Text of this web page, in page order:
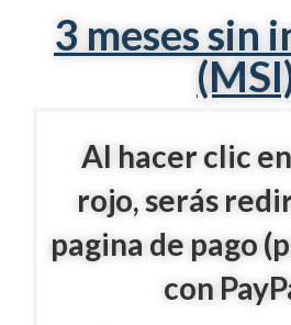
3 meses sin
Al hacer clic
rojo, serás
pagina de pago
con